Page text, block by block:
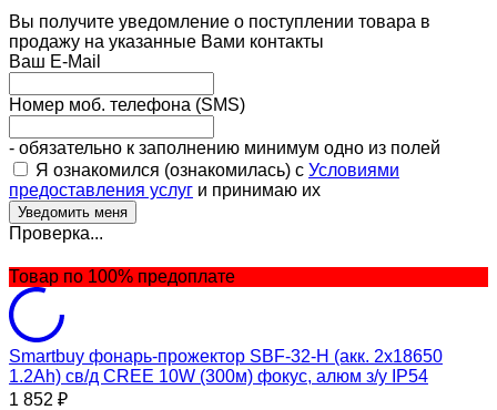
Вы получите уведомление о поступлении товара в
продажу на указанные Вами контакты
Ваш E-Mail
Номер моб. телефона (SMS)
- обязательно к заполнению минимум одно из полей
Я ознакомился (ознакомилась) с Условиями
предоставления услуг и принимаю их
Проверка...
Товар по 100% предоплате
Smartbuy фонарь-прожектор SBF-32-H (акк. 2x18650
1.2Ah) св/д CREE 10W (300м) фокус, алюм з/у IP54
1 852 ₽